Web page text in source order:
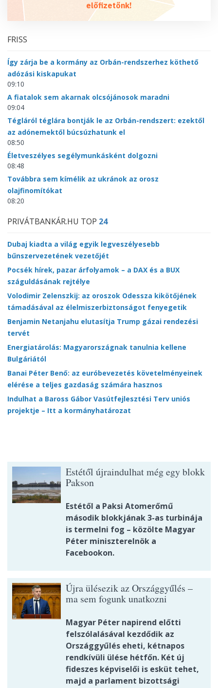
előfizetőnk!
FRISS
Így zárja be a kormány az Orbán-rendszerhez köthető
adózási kiskapukat
09:10
A fiatalok sem akarnak olcsójánosok maradni
09:04
Tégláról téglára bontják le az Orbán-rendszert: ezektől
az adónemektől búcsúzhatunk el
08:50
Életveszélyes segélymunkásként dolgozni
08:48
Továbbra sem kímélik az ukránok az orosz
olajfinomítókat
08:20
PRIVÁTBANKÁR.HU TOP 24
Dubaj kiadta a világ egyik legveszélyesebb
bűnszervezetének vezetőjét
Pocsék hírek, pazar árfolyamok – a DAX és a BUX
száguldásának rejtélye
Volodimir Zelenszkij: az oroszok Odessza kikötőjének
támadásával az élelmiszerbiztonságot fenyegetik
Benjamin Netanjahu elutasítja Trump gázai rendezési
tervét
Energiatárolás: Magyarországnak tanulnia kellene
Bulgáriától
Banai Péter Benő: az euróbevezetés követelményeinek
elérése a teljes gazdaság számára hasznos
Indulhat a Baross Gábor Vasútfejlesztési Terv uniós
projektje – Itt a kormányhatározat
Estétől újraindulhat még egy blokk
Pakson
Estétől a Paksi Atomerőmű
második blokkjának 3-as turbinája
is termelni fog – közölte Magyar
Péter miniszterelnök a
Facebookon.
Újra ülésezik az Országgyűlés –
ma sem fogunk unatkozni
Magyar Péter napirend előtti
felszólalásával kezdődik az
Országgyűlés eheti, kétnapos
rendkívüli ülése hétfőn. Két új
fideszes képviselői is esküt tehet,
majd a parlament bizottsági